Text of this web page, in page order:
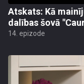
Atskats: Kā
dalības šovā
14. epizode